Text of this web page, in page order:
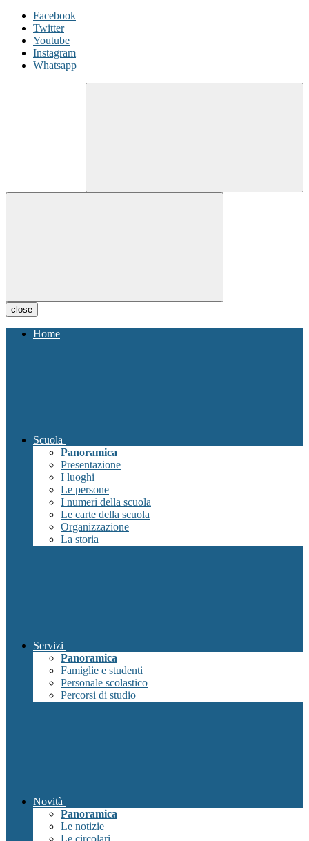
Facebook
Twitter
Youtube
Instagram
Whatsapp
close
Home
Scuola
Panoramica
Presentazione
I luoghi
Le persone
I numeri della scuola
Le carte della scuola
Organizzazione
La storia
Servizi
Panoramica
Famiglie e studenti
Personale scolastico
Percorsi di studio
Novità
Panoramica
Le notizie